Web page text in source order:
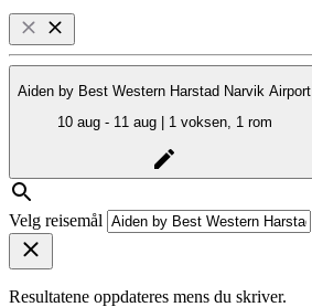
Aiden by Best Western Harstad Narvik Airport
10 aug - 11 aug | 1 voksen, 1 rom
Velg reisemål
Resultatene oppdateres mens du skriver.